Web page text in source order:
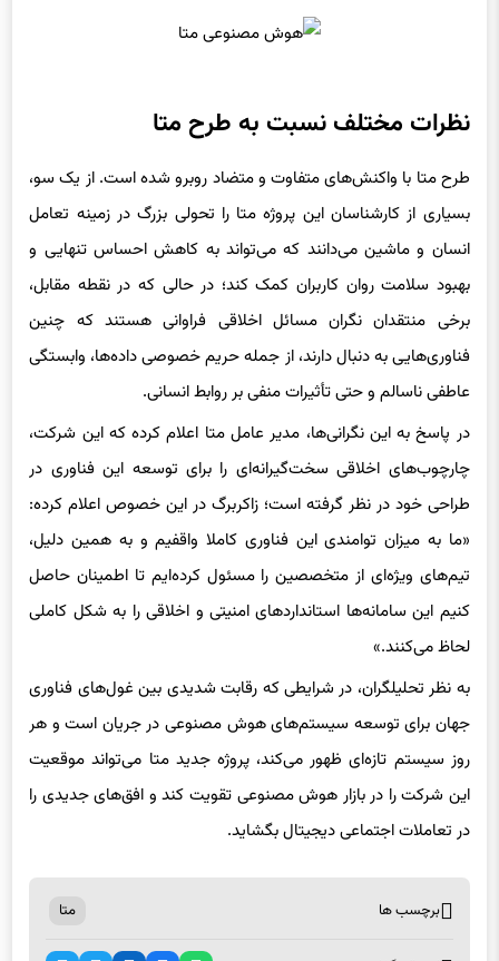
طرح متا با واکنش‌های متفاوت و متضاد روبرو شده است. از یک سو،
بسیاری از کارشناسان این پروژه متا را تحولی بزرگ در زمینه تعامل
انسان و ماشین می‌دانند که می‌تواند به کاهش احساس تنهایی و
بهبود سلامت روان کاربران کمک کند؛ در حالی که در نقطه مقابل،
برخی منتقدان نگران مسائل اخلاقی فراوانی هستند که چنین
فناوری‌هایی به دنبال دارند، از جمله حریم خصوصی داده‌ها، وابستگی
عاطفی ناسالم و حتی تأثیرات منفی بر روابط انسانی.
در پاسخ به این نگرانی‌ها، مدیر عامل متا اعلام کرده که این شرکت،
چارچوب‌های اخلاقی سخت‌گیرانه‌ای را برای توسعه این فناوری در
طراحی خود در نظر گرفته است؛ زاکربرگ در این خصوص اعلام کرده:
«ما به میزان توامندی این فناوری کاملا واقفیم و به همین دلیل،
تیم‌های ویژه‌ای از متخصصین را مسئول کرده‌ایم تا اطمینان حاصل
کنیم این سامانه‌ها استانداردهای امنیتی و اخلاقی را به شکل کاملی
لحاظ می‌کنند.»
به نظر تحلیلگران، در شرایطی که رقابت شدیدی بین غول‌های فناوری
جهان برای توسعه سیستم‌های هوش مصنوعی در جریان است و هر
روز سیستم تازه‌ای ظهور می‌کند، پروژه جدید متا می‌تواند موقعیت
این شرکت را در بازار هوش مصنوعی تقویت کند و افق‌های جدیدی را
در تعاملات اجتماعی دیجیتال بگشاید.